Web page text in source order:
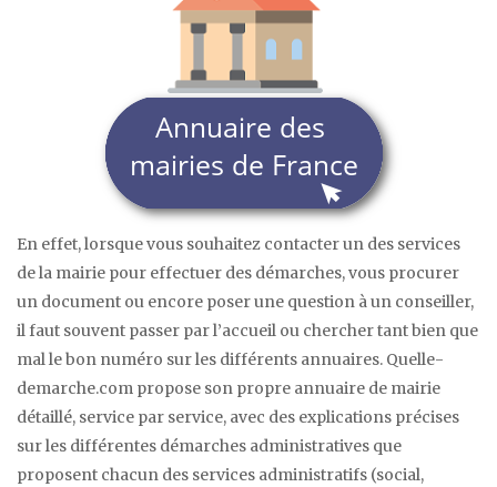
En effet, lorsque vous souhaitez contacter un des services
de la mairie pour effectuer des démarches, vous procurer
un document ou encore poser une question à un conseiller,
il faut souvent passer par l’accueil ou chercher tant bien que
mal le bon numéro sur les différents annuaires. Quelle-
demarche.com propose son propre annuaire de mairie
détaillé, service par service, avec des explications précises
sur les différentes démarches administratives que
proposent chacun des services administratifs (social,